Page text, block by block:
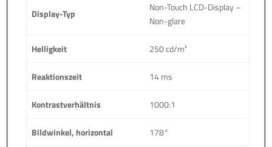
Display-Typ
Non-Touch LCD-Display –
Non-glare
Helligkeit 250 cd/m²
Reaktionszeit 14 ms
Kontrastverhältnis 1000:1
Bildwinkel, horizontal 178°